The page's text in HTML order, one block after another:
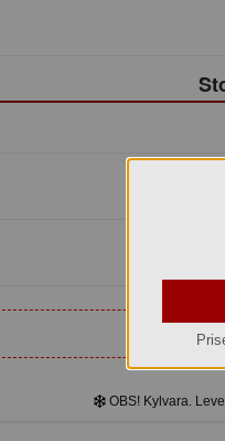
OBS! Kylvara.